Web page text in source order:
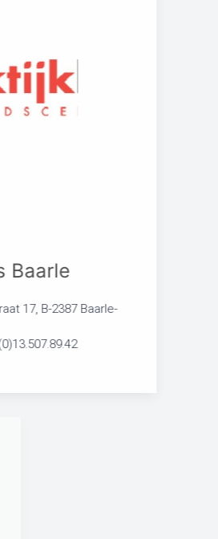
Baarle
17, B-2387 Baarle-
- +31(0)13.507.89.42